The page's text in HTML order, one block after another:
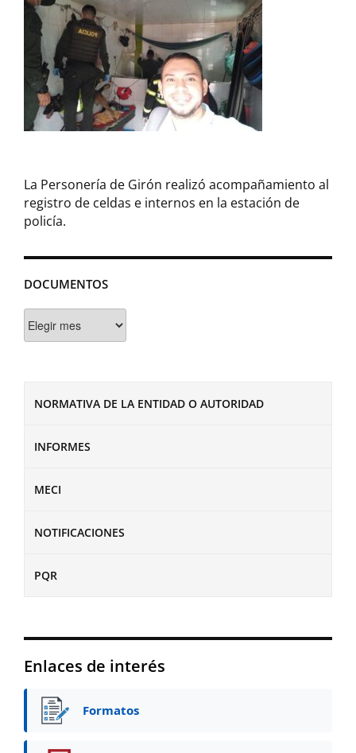
DOCUMENTOS
NORMATIVA DE LA ENTIDAD O AUTORIDAD
INFORMES
MECI
NOTIFICACIONES
PQR
Enlaces de interés
Formatos
La Personería de Girón realizó acompañamiento al
registro de celdas e internos en la estación de
policía.